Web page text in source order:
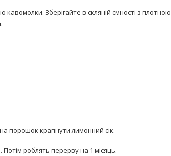
Зберігайте в скляній ємності з плотною
порошок крапнути лимонний сік.
роблять перерву на 1 місяць.